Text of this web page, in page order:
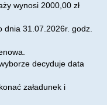
wynosi 2000,00 zł
31.07.2026r. godz.
decyduje data
załadunek i